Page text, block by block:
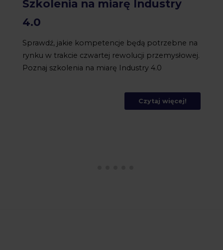
Szkolenia na miarę Industry
4.0
Sprawdź, jakie kompetencje będą potrzebne na
rynku w trakcie czwartej rewolucji przemysłowej.
Poznaj szkolenia na miarę Industry 4.0
Czytaj więcej!